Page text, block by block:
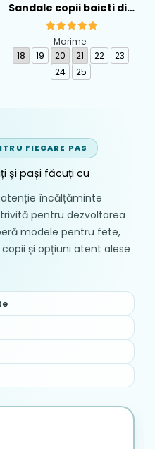
Sandale copii baieti din
piele Biomecanics,
Albastru - 262124-A556
Marime:
18
19 20 21 22
23
24
25
FIECARE PAS
și pași făcuți cu
încălțăminte
pentru dezvoltarea
modele pentru fete,
și opțiuni atent alese